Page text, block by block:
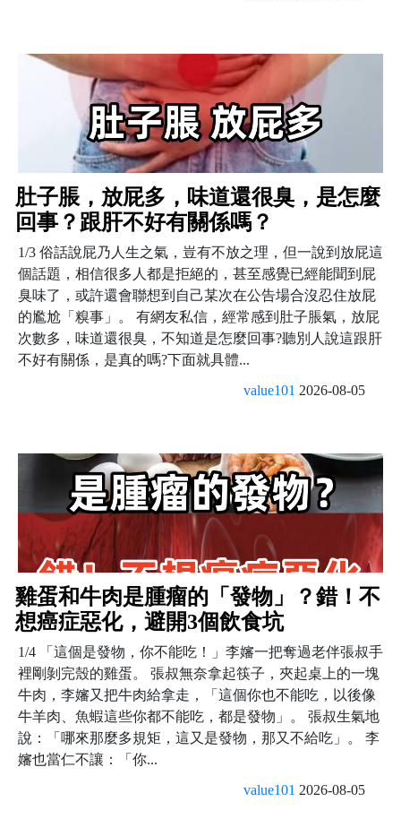
肚子脹，放屁多，味道還很臭，是怎麼
回事？跟肝不好有關係嗎？
1/3 俗話說屁乃人生之氣，豈有不放之理，但一說到放屁這
個話題，相信很多人都是拒絕的，甚至感覺已經能聞到屁
臭味了，或許還會聯想到自己某次在公告場合沒忍住放屁
的尷尬「糗事」。 有網友私信，經常感到肚子脹氣，放屁
次數多，味道還很臭，不知道是怎麼回事?聽別人說這跟肝
不好有關係，是真的嗎?下面就具體...
value101 2026-08-05
雞蛋和牛肉是腫瘤的「發物」？錯！不
想癌症惡化，避開3個飲食坑
1/4 「這個是發物，你不能吃！」李嬸一把奪過老伴張叔手
裡剛剝完殼的雞蛋。 張叔無奈拿起筷子，夾起桌上的一塊
牛肉，李嬸又把牛肉給拿走，「這個你也不能吃，以後像
牛羊肉、魚蝦這些你都不能吃，都是發物」。 張叔生氣地
說：「哪來那麼多規矩，這又是發物，那又不給吃」。 李
嬸也當仁不讓：「你...
value101 2026-08-05